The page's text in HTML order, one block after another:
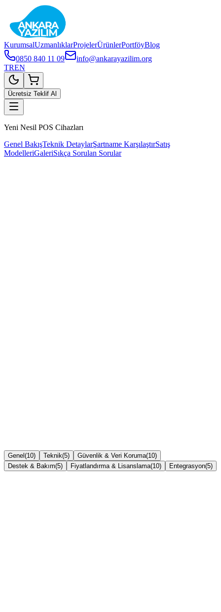
KurumsalUzmanlıklarProjelerÜrünlerPortföyBlog
0850 840 11 09
info@ankarayazilim.org
TREN
Ücretsiz Teklif Al
Yeni Nesil POS Cihazları
Genel BakışTeknik DetaylarŞartname KarşılaştırSatış
ModelleriGaleriSıkça Sorulan Sorular
Genel (10) Teknik(5) Güvenlik & Veri Koruma(10)
Destek & Bakım(5) Fiyatlandırma & Lisanslama(10) Entegrasyon(5)